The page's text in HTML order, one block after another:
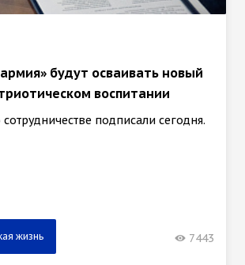
будут осваивать новый
воспитании
подписали сегодня.
жизнь 7443